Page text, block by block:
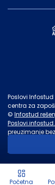
Poslovi
centra za
© Infostud
preuzimanje
u druge svrhe,
Početna